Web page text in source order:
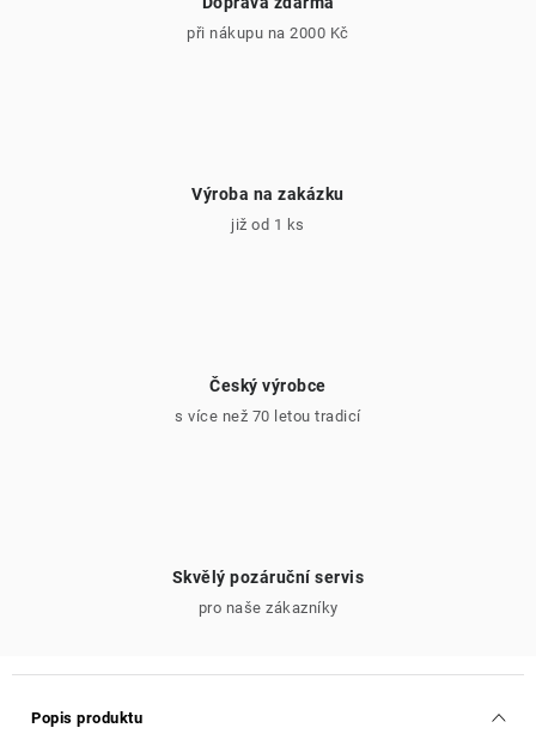
při nákupu na 2000 Kč
Výroba na zakázku
již od 1 ks
Český výrobce
s více než 70 letou tradicí
Skvělý pozáruční servis
pro naše zákazníky
Popis produktu